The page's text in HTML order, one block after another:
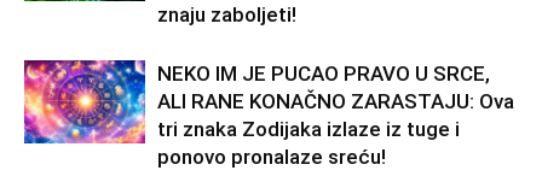
znaju zaboljeti!
NEKO IM JE PUCAO PRAVO U SRCE,
ALI RANE KONAČNO ZARASTAJU: Ova
tri znaka Zodijaka izlaze iz tuge i
ponovo pronalaze sreću!